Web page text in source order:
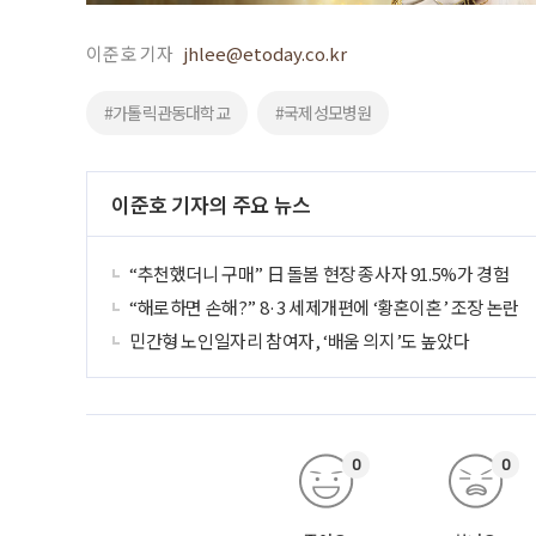
이준호 기자 jhlee@etoday.co.kr
#가톨릭관동대학교 #국제성모병원
이준호 기자의 주요 뉴스
“추천했더니 구매” 日 돌봄 현장 종사자 91.5%가 경험
“해로하면 손해?” 8·3 세제개편에 ‘황혼이혼’ 조장 논란
민간형 노인일자리 참여자, ‘배움 의지’도 높았다
0 0